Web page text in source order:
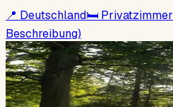
📍 Deutschland🛏 Privatzimmer
Beschreibung)